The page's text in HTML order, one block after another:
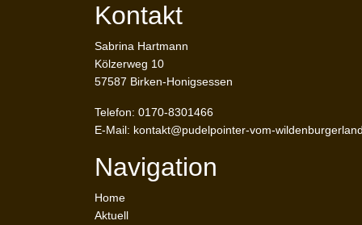
Kontakt
Sabrina Hartmann
Kölzerweg 10
57587 Birken-Honigsessen
Telefon: 0170-8301466
E-Mail: kontakt@pudelpointer-vom-
Navigation
Home
Aktuell